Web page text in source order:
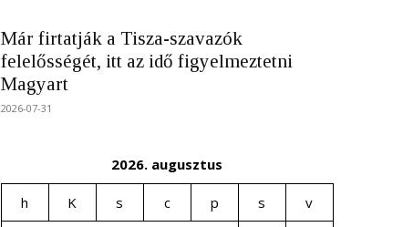
Már firtatják a Tisza-szavazók
felelősségét, itt az idő figyelmeztetni
Magyart
2026-07-31
2026. augusztus
h K s c p s
v